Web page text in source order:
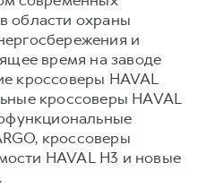
области охраны
и
время на заводе
кроссоверы HAVAL
кроссоверы HAVAL
кроссоверы
HAVAL H3 и новые